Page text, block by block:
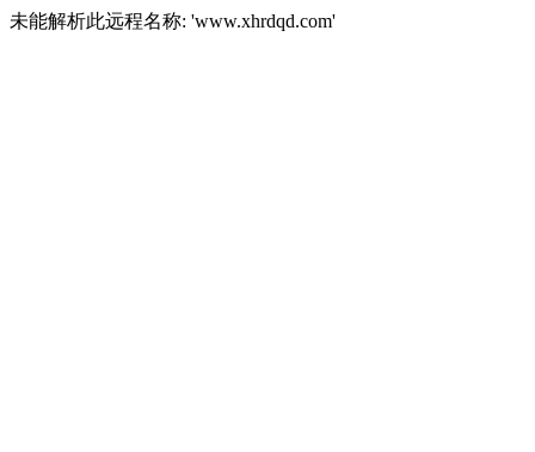
未能解析此远程名称: 'www.xhrdqd.com'